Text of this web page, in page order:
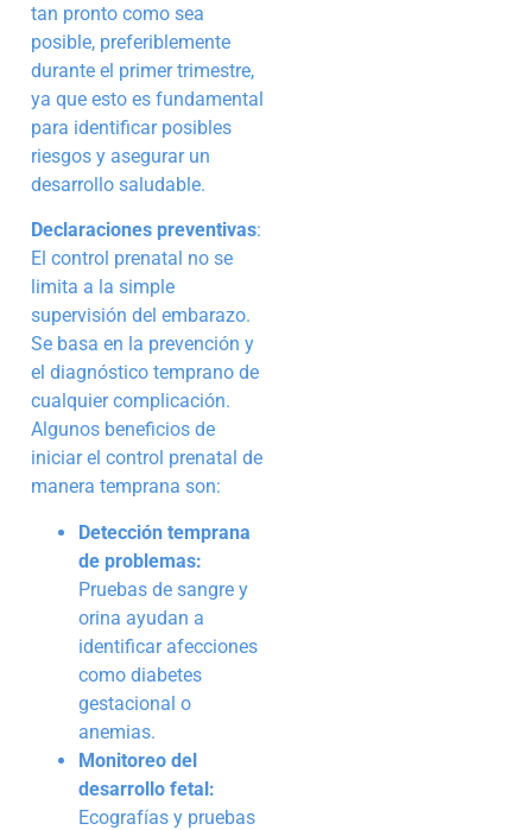
tan pronto como sea
posible, preferiblemente
durante el primer trimestre,
ya que esto es fundamental
para identificar posibles
riesgos y asegurar un
desarrollo saludable.
Declaraciones preventivas:
El control prenatal no se
limita a la simple
supervisión del embarazo.
Se basa en la prevención y
el diagnóstico temprano de
cualquier complicación.
Algunos beneficios de
iniciar el control prenatal de
manera temprana son:
Detección temprana
de problemas:
Pruebas de sangre y
orina ayudan a
identificar afecciones
como diabetes
gestacional o
anemias.
Monitoreo del
desarrollo fetal:
Ecografías y pruebas